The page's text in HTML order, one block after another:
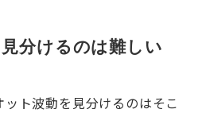
分けるのは難しい
ト波動を見分けるのはそこ